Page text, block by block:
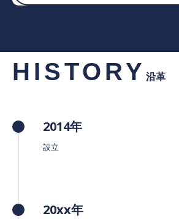
HISTORY 沿革
2014年
設立
20xx年